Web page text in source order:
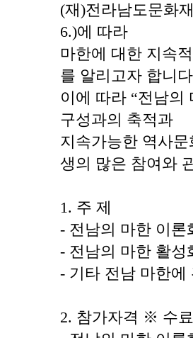
(재)전라남도문화
6.)에 따라
마한에 대한 지속
를 알리고자 합니다
이에 따라 “전남의
구성과의 축적과
지속가능한 역사
생의 많은 참여와
1. 주 제
- 전남의 마한 이론
- 전남의 마한 활성
- 기타 전남 마한에
2. 참가자격 ※ 수